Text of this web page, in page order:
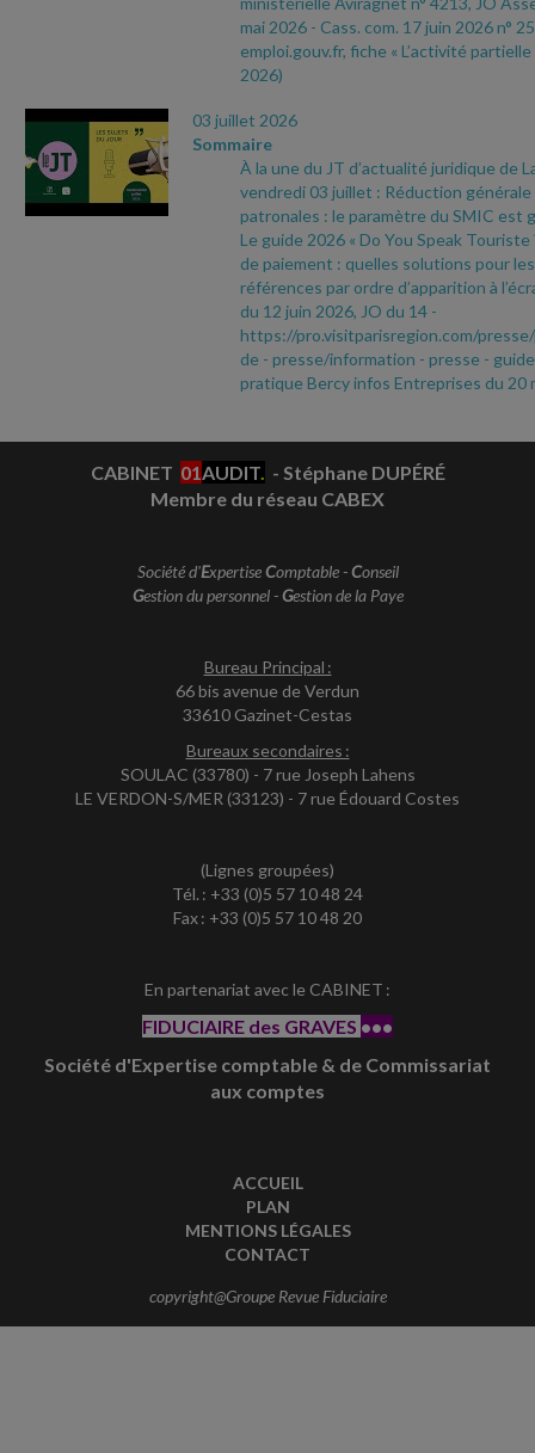
mai 2026 - Cass. com. 17 juin 2026 n° 25
emploi.gouv.fr, fiche « L’activité
2026)
03 juillet 2026
Sommaire
À la une du JT d’actualité juridique de
vendredi 03 juillet : Réduction
patronales : le paramètre du SMIC est
Le guide 2026 « Do You Speak
de paiement : quelles solutions pour
références par ordre d’apparition à
du 12 juin 2026, JO du 14 -
https://pro.visitparisregion.com/
de - presse/information - presse - guide
pratique Bercy infos Entreprises du 20
CABINET 01 AUDIT. - Stéphane DUPÉRÉ
Membre du réseau CABEX
Société d'ExpertiseComptable -Conseil
Gestion du personnel -Gestion de la Paye
Bureau Principal :
66 bis avenue de Verdun
33610 Gazinet-Cestas
Bureaux secondaires :
SOULAC (33780) - 7 rue Joseph Lahens
LE VERDON-S/MER (33123) - 7 rue Édouard Costes
(Lignes groupées)
Tél. : +33 (0)5 57 10 48 24
Fax : +33 (0)5 57 10 48 20
En partenariat avec le CABINET :
FIDUCIAIRE des GRAVES •••
Société d'Expertise comptable & de Commissariat
aux comptes
ACCUEIL
PLAN
MENTIONS LÉGALES
CONTACT
copyright@Groupe Revue Fiduciaire